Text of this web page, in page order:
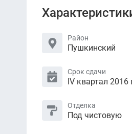
Район
Пушкинский
Срок сдачи
IV квартал 2016
Отделка
Под чистовую